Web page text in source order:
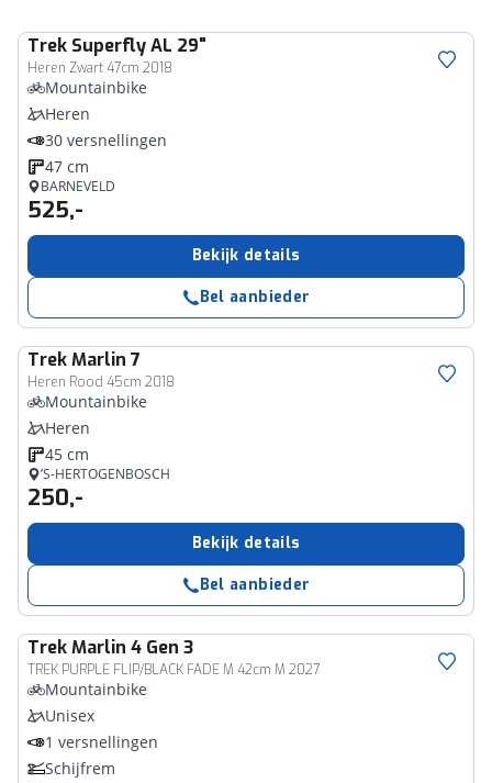
Trek Superfly AL 29"
Heren Zwart 47cm 2018
Mountainbike
Heren
30 versnellingen
47 cm
BARNEVELD
525,-
Bekijk details
Bel aanbieder
TrekMarlin 7
Heren Rood 45cm 2018
Mountainbike
Heren
45 cm
’S-HERTOGENBOSCH
250,-
Bekijk details
Bel aanbieder
TrekMarlin 4 Gen 3
TREK PURPLE FLIP/BLACK FADE M 42cm M 2027
Mountainbike
Unisex
1 versnellingen
Schijfrem